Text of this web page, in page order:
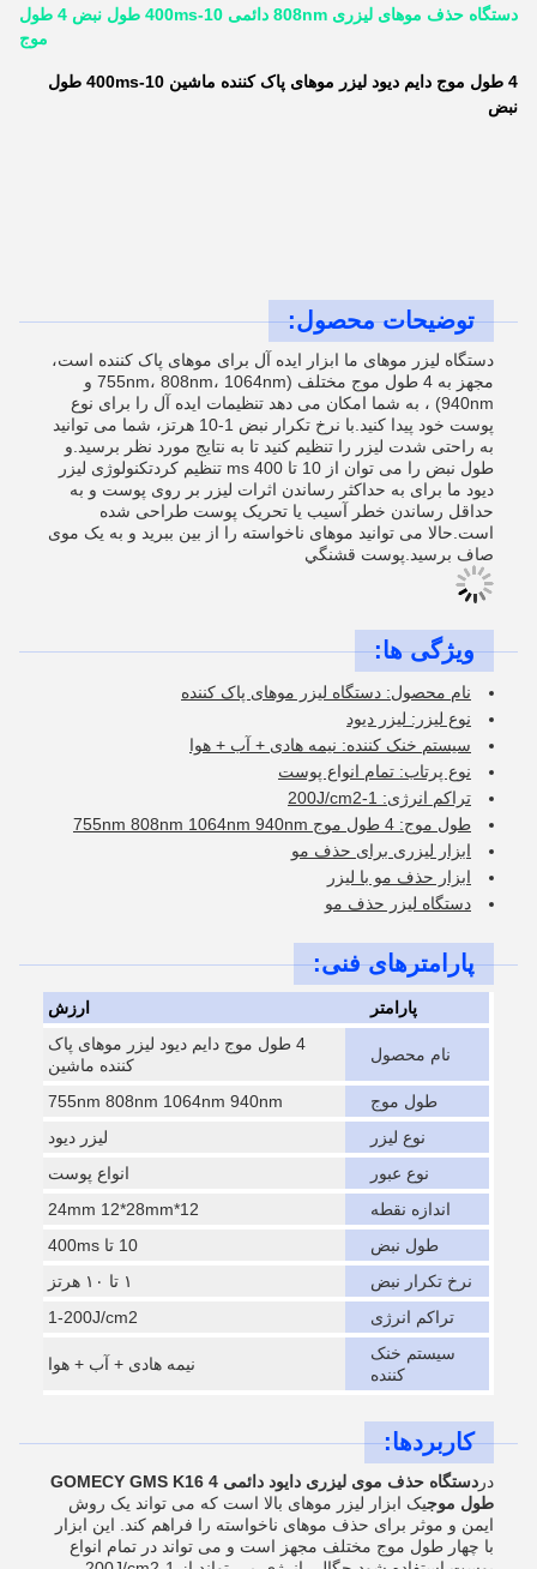
دستگاه حذف موهای لیزری 808nm دائمی 10-400ms طول نبض 4 طول
موج
4 طول موج دایم دیود لیزر موهای پاک کننده ماشین 10-400ms طول
نبض
توضیحات محصول:
دستگاه لیزر موهای ما ابزار ایده آل برای موهای پاک کننده است،
مجهز به 4 طول موج مختلف (755nm، 808nm، 1064nm و
940nm) ، به شما امکان می دهد تنظیمات ایده آل را برای نوع
پوست خود پیدا کنید.با نرخ تکرار نبض 1-10 هرتز، شما می توانید
به راحتی شدت لیزر را تنظیم کنید تا به نتایج مورد نظر برسید.و
طول نبض را می توان از 10 تا 400 ms تنظیم کردتکنولوژی لیزر
دیود ما برای به حداکثر رساندن اثرات لیزر بر روی پوست و به
حداقل رساندن خطر آسیب یا تحریک پوست طراحی شده
است.حالا می توانید موهای ناخواسته را از بین ببرید و به یک موی
صاف برسید.پوست قشنگي
ویژگی ها:
نام محصول: دستگاه لیزر موهای پاک کننده
نوع لیزر: لیزر دیود
سیستم خنک کننده: نیمه هادی + آب + هوا
نوع پرتاب: تمام انواع پوست
تراکم انرژی: 1-200J/cm2
طول موج: 4 طول موج 755nm 808nm 1064nm 940nm
ابزار لیزری برای حذف مو
ابزار حذف مو با لیزر
دستگاه لیزر حذف مو
پارامترهای فنی:
پارامتر ارزش
نام محصول
4 طول موج دایم دیود لیزر موهای پاک
کننده ماشین
طول موج
755nm 808nm 1064nm 940nm
نوع لیزر
لیزر دیود
نوع عبور
انواع پوست
اندازه نقطه
12*24mm 12*28mm
طول نبض
10 تا 400ms
نرخ تکرار نبض
۱ تا ۱۰ هرتز
تراکم انرژی
1-200J/cm2
سیستم خنک
کننده
نیمه هادی + آب + هوا
کاربردها:
در
دستگاه حذف موی ليزری دایود دائمی GOMECY GMS K16 4
طول موجیک ابزار لیزر موهای بالا است که می تواند یک روش
ایمن و موثر برای حذف موهای ناخواسته را فراهم کند. این ابزار
با چهار طول موج مختلف مجهز است و می تواند در تمام انواع